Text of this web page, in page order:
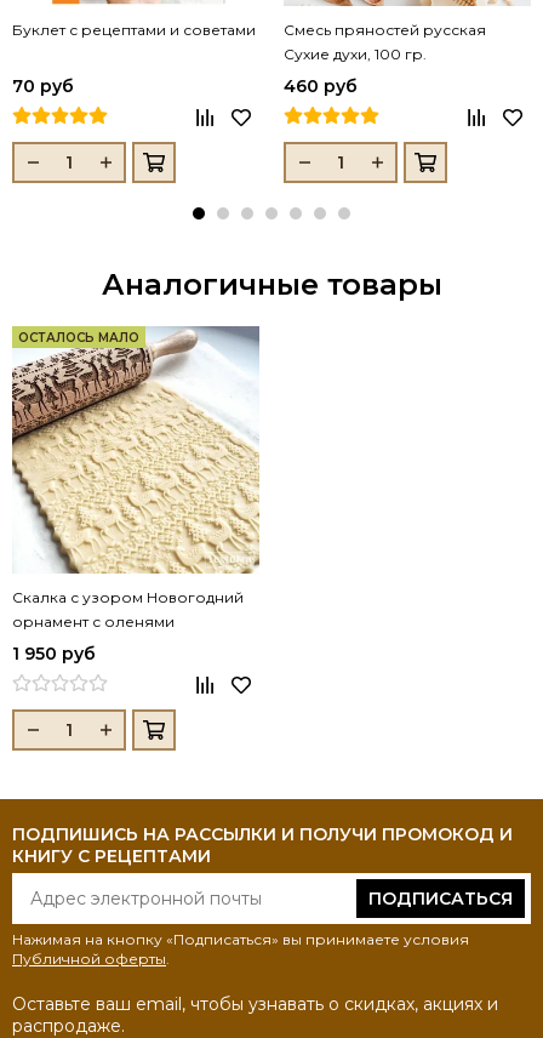
Буклет с рецептами и советами
70 руб
Смесь пряностей русская
Сухие духи, 100 гр.
460 руб
Аналогичные товары
ОСТАЛОСЬ МАЛО
Скалка с узором Новогодний
орнамент с оленями
1 950 руб
ПОДПИШИСЬ НА РАССЫЛКИ И ПОЛУЧИ ПРОМОКОД И
КНИГУ С РЕЦЕПТАМИ
ПОДПИСАТЬСЯ
Нажимая на кнопку «Подписаться» вы принимаете условия
Публичной оферты
Оставьте ваш email, чтобы узнавать о скидках, акциях и
распродаже.